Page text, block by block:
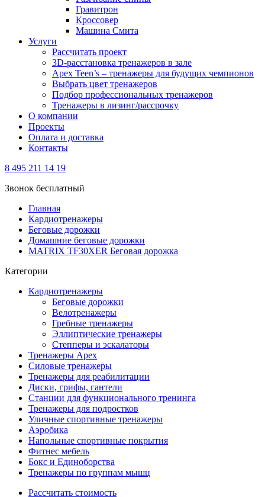
Гравитрон
Кроссовер
Машина Смита
Услуги
Рассчитать проект
3D-расстановка тренажеров в зале
Apex Teen’s – тренажеры для будущих чемпионов
Выбрать цвет тренажеров
Подбор профессиональных тренажеров
Тренажеры в лизинг/рассрочку
О компании
Проекты
Оплата и доставка
Контакты
8 495 211 14 19
Звонок бесплатный
Главная
Кардиотренажеры
Беговые дорожки
Домашние беговые дорожки
MATRIX TF30XER Беговая дорожка
Категории
Кардиотренажеры
Беговые дорожки
Велотренажеры
Гребные тренажеры
Эллиптические тренажеры
Степперы и эскалаторы
Тренажеры Apex
Силовые тренажеры
Тренажеры для реабилитации
Диски, грифы, гантели
Станции для функционального тренинга
Тренажеры для подростков
Уличные спортивные тренажеры
Аэробика
Напольные спортивные покрытия
Фитнес мебель
Бокс и Единоборства
Тренажеры по группам мышц
Рассчитать стоимость